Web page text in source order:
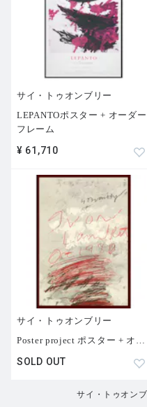
サイ・トゥオンブリー
LEPANTOポスター + オーダー
フレーム
¥ 61,710
サイ・トゥオンブリー
Poster project ポスター + オ …
SOLD OUT
サイ・トゥオン